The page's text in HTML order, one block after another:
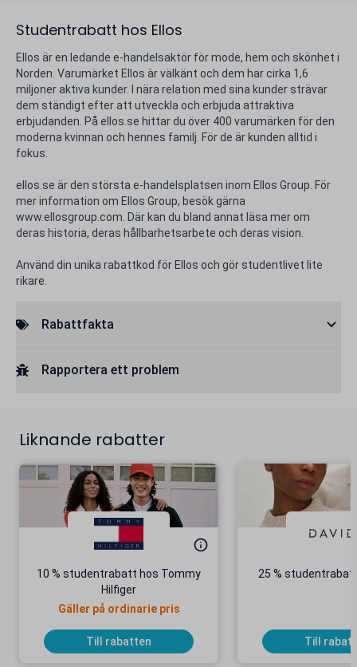
Studentrabatt hos Ellos
Ellos är en ledande e-handelsaktör för mode, hem och skönhet i
Norden. Varumärket Ellos är välkänt och dem har cirka 1,6
miljoner aktiva kunder. I nära relation med sina kunder strävar
dem ständigt efter att utveckla och erbjuda attraktiva
erbjudanden. På ellos.se hittar du över 400 varumärken för den
moderna kvinnan och hennes familj. För de är kunden alltid i
fokus.
ellos.se är den största e-handelsplatsen inom Ellos Group. För
mer information om Ellos Group, besök gärna
www.ellosgroup.com. Där kan du bland annat läsa mer om
deras historia, deras hållbarhetsarbete och deras vision.
Använd din unika rabattkod för Ellos och gör studentlivet lite
rikare.
Rabattfakta
Rapportera ett problem
Liknande rabatter
10 % studentrabatt hos Tommy
Hilfiger
Gäller på ordinarie pris
Till rabatten
25 %
Till